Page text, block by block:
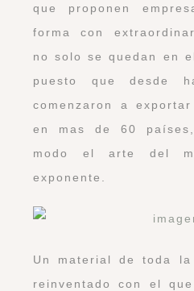
que proponen
forma con
no solo se quedan en
puesto que desde
comenzaron a
en mas de 60
modo el arte del
exponente.
Un material de toda
reinventado con el